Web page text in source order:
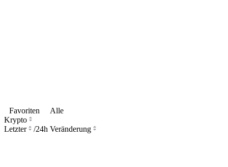
Favoriten
Alle
Krypto
Letzter
/24h Veränderung